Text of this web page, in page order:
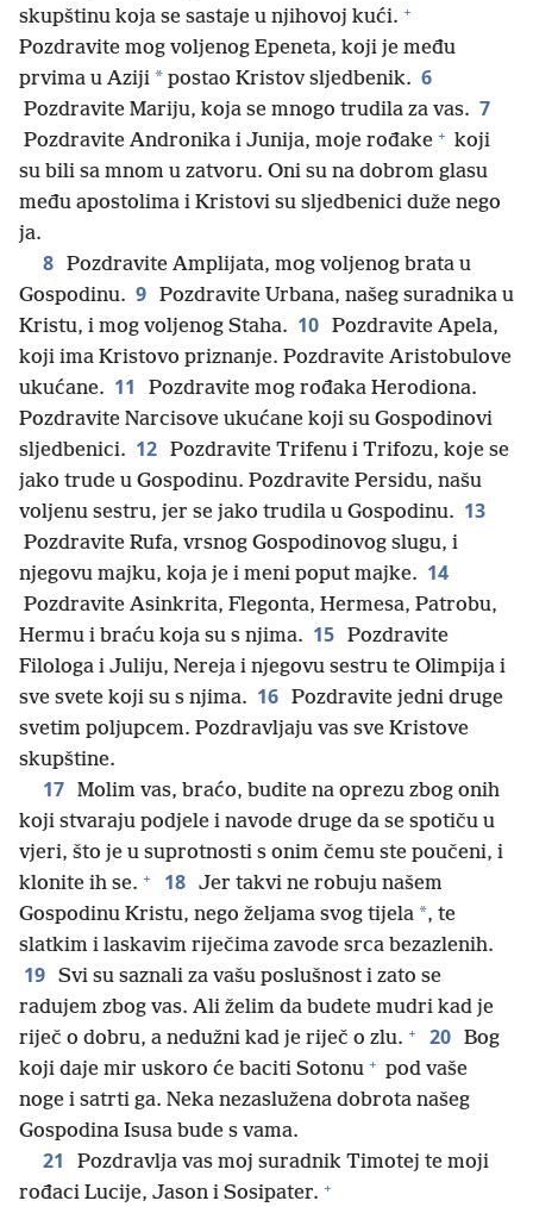
skupštinu koja se sastaje u njihovoj kući. +
Pozdravite mog voljenog Epeneta, koji je među
prvima u Aziji * postao Kristov sljedbenik. 6
Pozdravite Mariju, koja se mnogo trudila za vas. 7
Pozdravite Andronika i Junija, moje rođake + koji
su bili sa mnom u zatvoru. Oni su na dobrom glasu
među apostolima i Kristovi su sljedbenici duže nego
ja.
8 Pozdravite Amplijata, mog voljenog brata u
Gospodinu. 9 Pozdravite Urbana, našeg suradnika u
Kristu, i mog voljenog Staha. 10 Pozdravite Apela,
koji ima Kristovo priznanje. Pozdravite Aristobulove
ukućane. 11
Pozdravite mog rođaka Herodiona.
Pozdravite Narcisove ukućane koji su Gospodinovi
sljedbenici. 12 Pozdravite Trifenu i Trifozu, koje se
jako trude u Gospodinu. Pozdravite Persidu, našu
voljenu sestru, jer se jako trudila u Gospodinu. 13
Pozdravite Rufa, vrsnog Gospodinovog slugu, i
njegovu majku, koja je i meni poput majke. 14
Pozdravite Asinkrita, Flegonta, Hermesa, Patrobu,
Hermu i braću koja su s njima. 15 Pozdravite
Filologa i Juliju, Nereja i njegovu sestru te Olimpija i
sve svete koji su s njima. 16 Pozdravite jedni druge
svetim poljupcem. Pozdravljaju vas sve Kristove
skupštine.
17 Molim vas, braćo, budite na oprezu zbog onih
koji stvaraju podjele i navode druge da se spotiču u
vjeri, što je u suprotnosti s onim čemu ste poučeni, i
klonite ih se. + 18 Jer takvi ne robuju našem
Gospodinu Kristu, nego željama svog tijela *, te
slatkim i laskavim riječima zavode srca bezazlenih.
19 Svi su saznali za vašu poslušnost i zato se
radujem zbog vas. Ali želim da budete mudri kad je
riječ o dobru, a nedužni kad je riječ o zlu. + 20 Bog
koji daje mir uskoro će baciti Sotonu + pod vaše
noge i satrti ga. Neka nezaslužena dobrota našeg
Gospodina Isusa bude s vama.
21
Pozdravlja vas moj suradnik Timotej te moji
rođaci Lucije, Jason i Sosipater. +